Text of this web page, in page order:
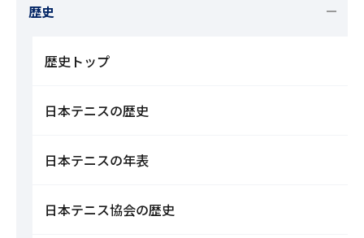
歴史
歴史トップ
日本テニスの歴史
日本テニスの年表
日本テニス協会の歴史